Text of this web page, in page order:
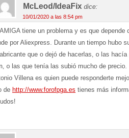
McLeod/IdeaFix dice:
10/01/2020 a las 8:54 pm
tiene un problema y es que
por Aliexpress. Durante un tiempo hubo
que o dejó de hacerlas, o las
o las que tenía las subió mucho de precio.
Villena es quien puede responderte
de http://www.forofpga.es tienes más